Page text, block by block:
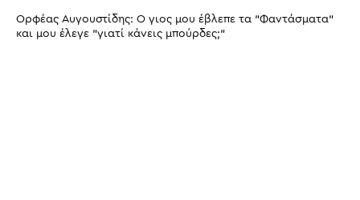
Ορφέας Αυγουστίδης: Ο γιος μου έβλεπε τα "Φαντάσματα"
και μου έλεγε "γιατί κάνεις μπούρδες;"